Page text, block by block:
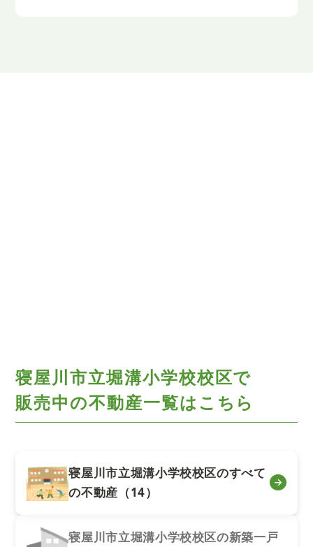
寝屋川市立堀溝小学校校区で
販売中の不動産一覧はこちら
寝屋川市立堀溝小学校校区のすべて
の不動産（14）
寝屋川市立堀溝小学校校区の新築一戸